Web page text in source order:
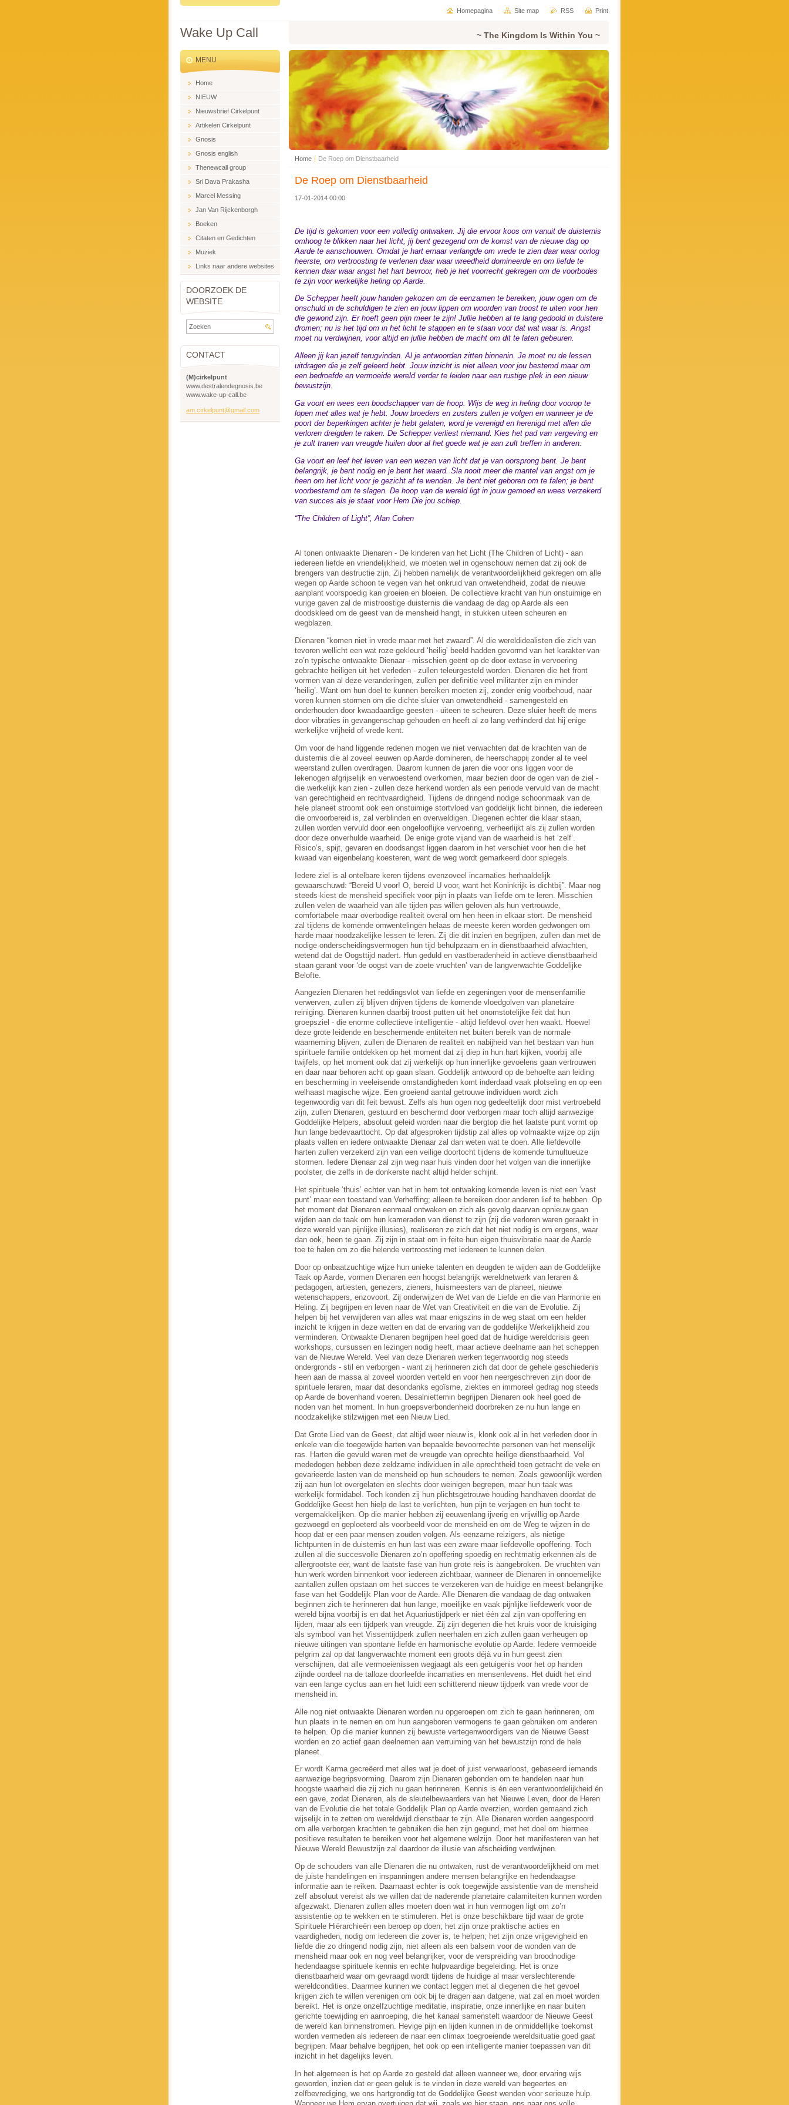
Wake Up Call ~ The Kingdom Is Within You ~
Home | De Roep om Dienstbaarheid
De Roep om Dienstbaarheid
17-01-2014 00:00
De tijd is gekomen voor een volledig ontwaken. Jij die ervoor koos om vanuit de duisternis
omhoog te blikken naar het licht, jij bent gezegend om de komst van de nieuwe dag op
Aarde te aanschouwen. Omdat je hart ernaar verlangde om vrede te zien daar waar oorlog
heerste, om vertroosting te verlenen daar waar wreedheid domineerde en om liefde te
kennen daar waar angst het hart bevroor, heb je het voorrecht gekregen om de voorbodes
te zijn voor werkelijke heling op Aarde.
De Schepper heeft jouw handen gekozen om de eenzamen te bereiken, jouw ogen om de
onschuld in de schuldigen te zien en jouw lippen om woorden van troost te uiten voor hen
die gewond zijn. Er hoeft geen pijn meer te zijn! Jullie hebben al te lang gedoold in duistere
dromen; nu is het tijd om in het licht te stappen en te staan voor dat wat waar is. Angst
moet nu verdwijnen, voor altijd en jullie hebben de macht om dit te laten gebeuren.
Alleen jij kan jezelf terugvinden. Al je antwoorden zitten binnenin. Je moet nu de lessen
uitdragen die je zelf geleerd hebt. Jouw inzicht is niet alleen voor jou bestemd maar om
een bedroefde en vermoeide wereld verder te leiden naar een rustige plek in een nieuw
bewustzijn.
Ga voort en wees een boodschapper van de hoop. Wijs de weg in heling door voorop te
lopen met alles wat je hebt. Jouw broeders en zusters zullen je volgen en wanneer je de
poort der beperkingen achter je hebt gelaten, word je verenigd en herenigd met allen die
verloren dreigden te raken. De Schepper verliest niemand. Kies het pad van vergeving en
je zult tranen van vreugde huilen door al het goede wat je aan zult treffen in anderen.
Ga voort en leef het leven van een wezen van licht dat je van oorsprong bent. Je bent
belangrijk, je bent nodig en je bent het waard. Sla nooit meer die mantel van angst om je
heen om het licht voor je gezicht af te wenden. Je bent niet geboren om te falen; je bent
voorbestemd om te slagen. De hoop van de wereld ligt in jouw gemoed en wees verzekerd
van succes als je staat voor Hem Die jou schiep.
“The Children of Light”, Alan Cohen
Al tonen ontwaakte Dienaren - De kinderen van het Licht (The Children of Licht) - aan
iedereen liefde en vriendelijkheid, we moeten wel in ogenschouw nemen dat zij ook de
brengers van destructie zijn. Zij hebben namelijk de verantwoordelijkheid gekregen om alle
wegen op Aarde schoon te vegen van het onkruid van onwetendheid, zodat de nieuwe
aanplant voorspoedig kan groeien en bloeien. De collectieve kracht van hun onstuimige en
vurige gaven zal de mistroostige duisternis die vandaag de dag op Aarde als een
doodskleed om de geest van de mensheid hangt, in stukken uiteen scheuren en
wegblazen.
Dienaren “komen niet in vrede maar met het zwaard”. Al die wereldidealisten die zich van
tevoren wellicht een wat roze gekleurd ‘heilig’ beeld hadden gevormd van het karakter van
zo’n typische ontwaakte Dienaar - misschien geënt op de door extase in vervoering
gebrachte heiligen uit het verleden - zullen teleurgesteld worden. Dienaren die het front
vormen van al deze veranderingen, zullen per definitie veel militanter zijn en minder
‘heilig’. Want om hun doel te kunnen bereiken moeten zij, zonder enig voorbehoud, naar
voren kunnen stormen om die dichte sluier van onwetendheid - samengesteld en
onderhouden door kwaadaardige geesten - uiteen te scheuren. Deze sluier heeft de mens
door vibraties in gevangenschap gehouden en heeft al zo lang verhinderd dat hij enige
werkelijke vrijheid of vrede kent.
Om voor de hand liggende redenen mogen we niet verwachten dat de krachten van de
duisternis die al zoveel eeuwen op Aarde domineren, de heerschappij zonder al te veel
weerstand zullen overdragen. Daarom kunnen de jaren die voor ons liggen voor de
lekenogen afgrijselijk en verwoestend overkomen, maar bezien door de ogen van de ziel -
die werkelijk kan zien - zullen deze herkend worden als een periode vervuld van de macht
van gerechtigheid en rechtvaardigheid. Tijdens de dringend nodige schoonmaak van de
hele planeet stroomt ook een onstuimige stortvloed van goddelijk licht binnen, die iedereen
die onvoorbereid is, zal verblinden en overweldigen. Diegenen echter die klaar staan,
zullen worden vervuld door een ongelooflijke vervoering, verheerlijkt als zij zullen worden
door deze onverhulde waarheid. De enige grote vijand van de waarheid is het ‘zelf’.
Risico’s, spijt, gevaren en doodsangst liggen daarom in het verschiet voor hen die het
kwaad van eigenbelang koesteren, want de weg wordt gemarkeerd door spiegels.
Iedere ziel is al ontelbare keren tijdens evenzoveel incarnaties herhaaldelijk
gewaarschuwd: “Bereid U voor! O, bereid U voor, want het Koninkrijk is dichtbij”. Maar nog
steeds kiest de mensheid specifiek voor pijn in plaats van liefde om te leren. Misschien
zullen velen de waarheid van alle tijden pas willen geloven als hun vertrouwde,
comfortabele maar overbodige realiteit overal om hen heen in elkaar stort. De mensheid
zal tijdens de komende omwentelingen helaas de meeste keren worden gedwongen om
harde maar noodzakelijke lessen te leren. Zij die dit inzien en begrijpen, zullen dan met de
nodige onderscheidingsvermogen hun tijd behulpzaam en in dienstbaarheid afwachten,
wetend dat de Oogsttijd nadert. Hun geduld en vastberadenheid in actieve dienstbaarheid
staan garant voor ‘de oogst van de zoete vruchten’ van de langverwachte Goddelijke
Belofte.
Aangezien Dienaren het reddingsvlot van liefde en zegeningen voor de mensenfamilie
verwerven, zullen zij blijven drijven tijdens de komende vloedgolven van planetaire
reiniging. Dienaren kunnen daarbij troost putten uit het onomstotelijke feit dat hun
groepsziel - die enorme collectieve intelligentie - altijd liefdevol over hen waakt. Hoewel
deze grote leidende en beschermende entiteiten net buiten bereik van de normale
waarneming blijven, zullen de Dienaren de realiteit en nabijheid van het bestaan van hun
spirituele familie ontdekken op het moment dat zij diep in hun hart kijken, voorbij alle
twijfels, op het moment ook dat zij werkelijk op hun innerlijke gevoelens gaan vertrouwen
en daar naar behoren acht op gaan slaan. Goddelijk antwoord op de behoefte aan leiding
en bescherming in veeleisende omstandigheden komt inderdaad vaak plotseling en op een
welhaast magische wijze. Een groeiend aantal getrouwe individuen wordt zich
tegenwoordig van dit feit bewust. Zelfs als hun ogen nog gedeeltelijk door mist vertroebeld
zijn, zullen Dienaren, gestuurd en beschermd door verborgen maar toch altijd aanwezige
Goddelijke Helpers, absoluut geleid worden naar die bergtop die het laatste punt vormt op
hun lange bedevaarttocht. Op dat afgesproken tijdstip zal alles op volmaakte wijze op zijn
plaats vallen en iedere ontwaakte Dienaar zal dan weten wat te doen. Alle liefdevolle
harten zullen verzekerd zijn van een veilige doortocht tijdens de komende tumultueuze
stormen. Iedere Dienaar zal zijn weg naar huis vinden door het volgen van die innerlijke
poolster, die zelfs in de donkerste nacht altijd helder schijnt.
Het spirituele ‘thuis’ echter van het in hem tot ontwaking komende leven is niet een ‘vast
punt’ maar een toestand van Verheffing; alleen te bereiken door anderen lief te hebben. Op
het moment dat Dienaren eenmaal ontwaken en zich als gevolg daarvan opnieuw gaan
wijden aan de taak om hun kameraden van dienst te zijn (zij die verloren waren geraakt in
deze wereld van pijnlijke illusies), realiseren ze zich dat het niet nodig is om ergens, waar
dan ook, heen te gaan. Zij zijn in staat om in feite hun eigen thuisvibratie naar de Aarde
toe te halen om zo die helende vertroosting met iedereen te kunnen delen.
Door op onbaatzuchtige wijze hun unieke talenten en deugden te wijden aan de Goddelijke
Taak op Aarde, vormen Dienaren een hoogst belangrijk wereldnetwerk van leraren &
pedagogen, artiesten, genezers, zieners, huismeesters van de planeet, nieuwe
wetenschappers, enzovoort. Zij onderwijzen de Wet van de Liefde en die van Harmonie en
Heling. Zij begrijpen en leven naar de Wet van Creativiteit en die van de Evolutie. Zij
helpen bij het verwijderen van alles wat maar enigszins in de weg staat om een helder
inzicht te krijgen in deze wetten en dat de ervaring van de goddelijke Werkelijkheid zou
verminderen. Ontwaakte Dienaren begrijpen heel goed dat de huidige wereldcrisis geen
workshops, cursussen en lezingen nodig heeft, maar actieve deelname aan het scheppen
van de Nieuwe Wereld. Veel van deze Dienaren werken tegenwoordig nog steeds
ondergronds - stil en verborgen - want zij herinneren zich dat door de gehele geschiedenis
heen aan de massa al zoveel woorden verteld en voor hen neergeschreven zijn door de
spirituele leraren, maar dat desondanks egoïsme, ziektes en immoreel gedrag nog steeds
op Aarde de bovenhand voeren. Desalniettemin begrijpen Dienaren ook heel goed de
noden van het moment. In hun groepsverbondenheid doorbreken ze nu hun lange en
noodzakelijke stilzwijgen met een Nieuw Lied.
Dat Grote Lied van de Geest, dat altijd weer nieuw is, klonk ook al in het verleden door in
enkele van die toegewijde harten van bepaalde bevoorrechte personen van het menselijk
ras. Harten die gevuld waren met de vreugde van oprechte heilige dienstbaarheid. Vol
mededogen hebben deze zeldzame individuen in alle oprechtheid toen getracht de vele en
gevarieerde lasten van de mensheid op hun schouders te nemen. Zoals gewoonlijk werden
zij aan hun lot overgelaten en slechts door weinigen begrepen, maar hun taak was
werkelijk formidabel. Toch konden zij hun plichtsgetrouwe houding handhaven doordat de
Goddelijke Geest hen hielp de last te verlichten, hun pijn te verjagen en hun tocht te
vergemakkelijken. Op die manier hebben zij eeuwenlang ijverig en vrijwillig op Aarde
gezwoegd en geploeterd als voorbeeld voor de mensheid en om de Weg te wijzen in de
hoop dat er een paar mensen zouden volgen. Als eenzame reizigers, als nietige
lichtpunten in de duisternis en hun last was een zware maar liefdevolle opoffering. Toch
zullen al die succesvolle Dienaren zo’n opoffering spoedig en rechtmatig erkennen als de
allergrootste eer, want de laatste fase van hun grote reis is aangebroken. De vruchten van
hun werk worden binnenkort voor iedereen zichtbaar, wanneer de Dienaren in onnoemelijke
aantallen zullen opstaan om het succes te verzekeren van de huidige en meest belangrijke
fase van het Goddelijk Plan voor de Aarde. Alle Dienaren die vandaag de dag ontwaken
beginnen zich te herinneren dat hun lange, moeilijke en vaak pijnlijke liefdewerk voor de
wereld bijna voorbij is en dat het Aquariustijdperk er niet één zal zijn van opoffering en
lijden, maar als een tijdperk van vreugde. Zij zijn degenen die het kruis voor de kruisiging
als symbool van het Vissentijdperk zullen neerhalen en zich zullen gaan verheugen op
nieuwe uitingen van spontane liefde en harmonische evolutie op Aarde. Iedere vermoeide
pelgrim zal op dat langverwachte moment een groots déjà vu in hun geest zien
verschijnen, dat alle vermoeienissen wegjaagt als een getuigenis voor het op handen
zijnde oordeel na de talloze doorleefde incarnaties en mensenlevens. Het duidt het eind
van een lange cyclus aan en het luidt een schitterend nieuw tijdperk van vrede voor de
mensheid in.
Alle nog niet ontwaakte Dienaren worden nu opgeroepen om zich te gaan herinneren, om
hun plaats in te nemen en om hun aangeboren vermogens te gaan gebruiken om anderen
te helpen. Op die manier kunnen zij bewuste vertegenwoordigers van de Nieuwe Geest
worden en zo actief gaan deelnemen aan verruiming van het bewustzijn rond de hele
planeet.
Er wordt Karma gecreëerd met alles wat je doet of juist verwaarloost, gebaseerd iemands
aanwezige begripsvorming. Daarom zijn Dienaren gebonden om te handelen naar hun
hoogste waarheid die zij zich nu gaan herinneren. Kennis is én een verantwoordelijkheid én
een gave, zodat Dienaren, als de sleutelbewaarders van het Nieuwe Leven, door de Heren
van de Evolutie die het totale Goddelijk Plan op Aarde overzien, worden gemaand zich
wijselijk in te zetten om wereldwijd dienstbaar te zijn. Alle Dienaren worden aangespoord
om alle verborgen krachten te gebruiken die hen zijn gegund, met het doel om hiermee
positieve resultaten te bereiken voor het algemene welzijn. Door het manifesteren van het
Nieuwe Wereld Bewustzijn zal daardoor de illusie van afscheiding verdwijnen.
Op de schouders van alle Dienaren die nu ontwaken, rust de verantwoordelijkheid om met
de juiste handelingen en inspanningen andere mensen belangrijke en hedendaagse
informatie aan te reiken. Daarnaast echter is ook toegewijde assistentie van de mensheid
zelf absoluut vereist als we willen dat de naderende planetaire calamiteiten kunnen worden
afgezwakt. Dienaren zullen alles moeten doen wat in hun vermogen ligt om zo’n
assistentie op te wekken en te stimuleren. Het is onze beschikbare tijd waar de grote
Spirituele Hiërarchieën een beroep op doen; het zijn onze praktische acties en
vaardigheden, nodig om iedereen die zover is, te helpen; het zijn onze vrijgevigheid en
liefde die zo dringend nodig zijn, niet alleen als een balsem voor de wonden van de
mensheid maar ook en nog veel belangrijker, voor de verspreiding van broodnodige
hedendaagse spirituele kennis en echte hulpvaardige begeleiding. Het is onze
dienstbaarheid waar om gevraagd wordt tijdens de huidige al maar verslechterende
wereldcondities. Daarmee kunnen we contact leggen met al diegenen die het gevoel
krijgen zich te willen verenigen om ook bij te dragen aan datgene, wat zal en moet worden
bereikt. Het is onze onzelfzuchtige meditatie, inspiratie, onze innerlijke en naar buiten
gerichte toewijding en aanroeping, die het kanaal samenstelt waardoor de Nieuwe Geest
de wereld kan binnenstromen. Hevige pijn en lijden kunnen in de onmiddellijke toekomst
worden vermeden als iedereen de naar een climax toegroeiende wereldsituatie goed gaat
begrijpen. Maar behalve begrijpen, het ook op een intelligente manier toepassen van dit
inzicht in het dagelijks leven.
In het algemeen is het op Aarde zo gesteld dat alleen wanneer we, door ervaring wijs
geworden, inzien dat er geen geluk is te vinden in deze wereld van begeertes en
zelfbevrediging, we ons hartgrondig tot de Goddelijke Geest wenden voor serieuze hulp.
MENU
Home
NIEUW
Nieuwsbrief Cirkelpunt
Artikelen Cirkelpunt
Gnosis
Gnosis english
Thenewcall group
Sri Dava Prakasha
Marcel Messing
Jan Van Rijckenborgh
Boeken
Citaten en Gedichten
Muziek
Links naar andere websites
DOORZOEK DE
WEBSITE
CONTACT
(M)cirkelpunt
www.destralendegnosis.be
www.wake-up-call.be
am.cirkelpunt@gmail.com
Homepagina Site map RSS Print